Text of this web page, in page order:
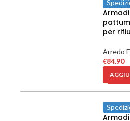
per
Arredo
€84.90